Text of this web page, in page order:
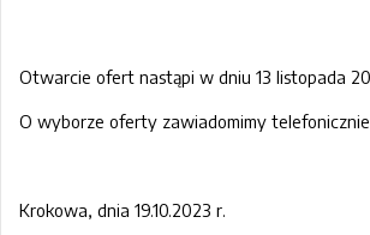
Otwarcie ofert nastąpi w dniu 13 listopada
O wyborze oferty zawiadomimy
Krokowa, dnia 19.10.2023 r.